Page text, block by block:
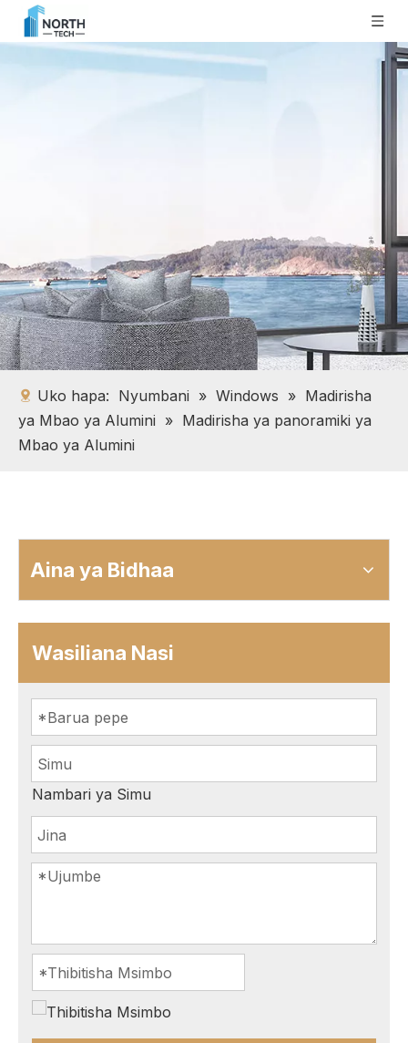
Uko hapa: Nyumbani » Windows » Madirisha
ya Mbao ya Alumini » Madirisha ya panoramiki ya
Mbao ya Alumini
Aina ya Bidhaa
Wasiliana Nasi
Nambari ya Simu